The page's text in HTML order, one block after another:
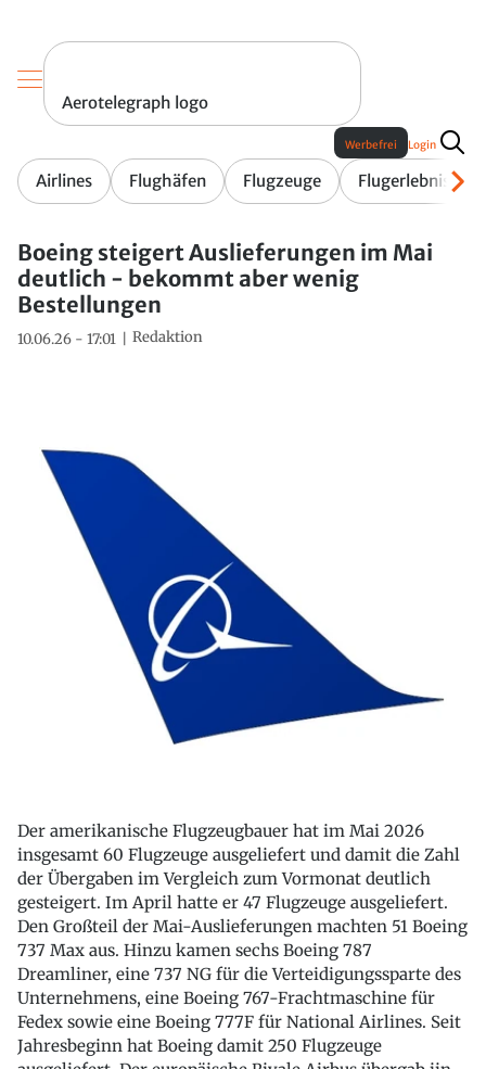
Aerotelegraph logo
Airlines Flughäfen Flugzeuge Flugerlebnis
Werbefrei Login
Boeing steigert Auslieferungen im Mai
deutlich - bekommt aber wenig
Bestellungen
10.06.26 - 17:01 Redaktion
Der amerikanische Flugzeugbauer hat im Mai 2026
insgesamt 60 Flugzeuge ausgeliefert und damit die Zahl
der Übergaben im Vergleich zum Vormonat deutlich
gesteigert. Im April hatte er 47 Flugzeuge ausgeliefert.
Den Großteil der Mai-Auslieferungen machten 51 Boeing
737 Max aus. Hinzu kamen sechs Boeing 787
Dreamliner, eine 737 NG für die Verteidigungssparte des
Unternehmens, eine Boeing 767-Frachtmaschine für
Fedex sowie eine Boeing 777F für National Airlines. Seit
Jahresbeginn hat Boeing damit 250 Flugzeuge